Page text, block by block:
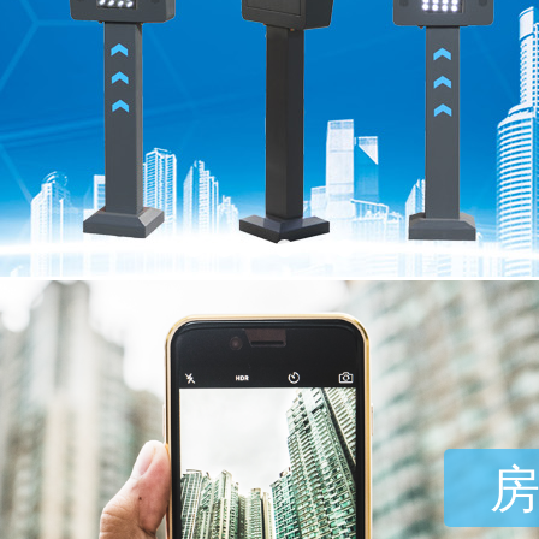
Let the world re-imagine
让世界